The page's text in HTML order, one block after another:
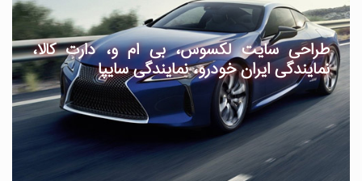
طراحی سایت لکسوس، بی ام و، دارت کالا،
نمایندگی ایران خودرو، نمایندگی سایپا